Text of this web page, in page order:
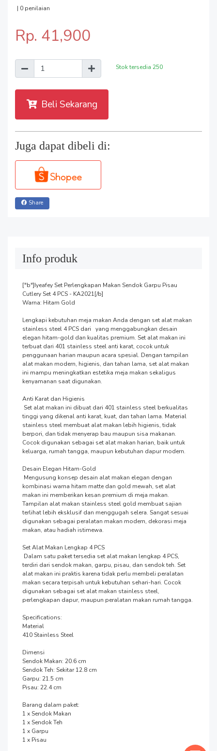
| 0 penilaian
Rp. 41,900
Stok tersedia 250
Beli Sekarang
Juga dapat dibeli di:
Share
Info produk
["b"]Iyeafey Set Perlengkapan Makan Sendok Garpu Pisau
Cutlery Set 4 PCS - KA2021[/b]
Warna: Hitam Gold
Lengkapi kebutuhan meja makan Anda dengan set alat makan
stainless steel 4 PCS dari   yang menggabungkan desain
elegan hitam-gold dan kualitas premium. Set alat makan ini
terbuat dari 401 stainless steel anti karat, cocok untuk
penggunaan harian maupun acara spesial. Dengan tampilan
alat makan modern, higienis, dan tahan lama, set alat makan
ini mampu meningkatkan estetika meja makan sekaligus
kenyamanan saat digunakan.
Anti Karat dan Higienis
tinggi yang dikenal anti karat, kuat, dan tahan lama. Material
stainless steel membuat alat makan lebih higienis, tidak
berpori, dan tidak menyerap bau maupun sisa makanan.
Cocok digunakan sebagai set alat makan harian, baik untuk
keluarga, rumah tangga, maupun kebutuhan dapur modern.
Desain Elegan Hitam-Gold
kombinasi warna hitam matte dan gold mewah, set alat
makan ini memberikan kesan premium di meja makan.
Tampilan alat makan stainless steel gold membuat sajian
terlihat lebih eksklusif dan menggugah selera. Sangat sesuai
digunakan sebagai peralatan makan modern, dekorasi meja
makan, atau hadiah istimewa.
Set Alat Makan Lengkap 4 PCS
terdiri dari sendok makan, garpu, pisau, dan sendok teh. Set
alat makan ini praktis karena tidak perlu membeli peralatan
makan secara terpisah untuk kebutuhan sehari-hari. Cocok
digunakan sebagai set alat makan stainless steel,
perlengkapan dapur, maupun peralatan makan rumah tangga.
Specifications:
Material
410 Stainless Steel
Dimensi
Sendok Makan: 20.6 cm
Sendok Teh: Sekitar 12.8 cm
Garpu: 21.5 cm
Pisau: 22.4 cm
Barang dalam paket:
1 x Sendok Makan
1 x Sendok Teh
1 x Garpu
1 x Pisau